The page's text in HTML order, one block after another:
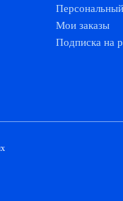
Мои заказы
Подписка на